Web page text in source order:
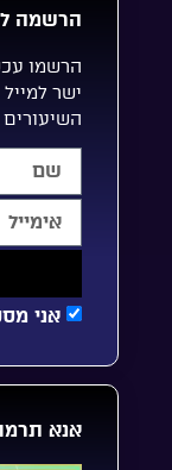
הרשמה
הרשמו
ישר
השיעורים
אני
אנא